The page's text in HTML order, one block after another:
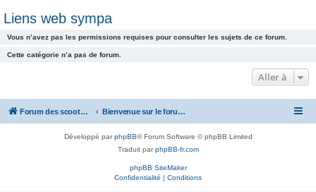
r
c
Liens web sympa
Vous n’avez pas les permissions requises pour consulter les sujets de ce forum.
Cette catégorie n’a pas de forum.
Aller à
Forum des scooters SYM - GTS -MAXSYM - CRUISYM - JOYMAX - Maxsym TL Bienvenue sur le forum des scooters de la gamme SYM
Développé parphpBB® Forum Software © phpBB Limited
Traduit parphpBB-fr.com
phpBB SiteMaker
Confidentialité | Conditions